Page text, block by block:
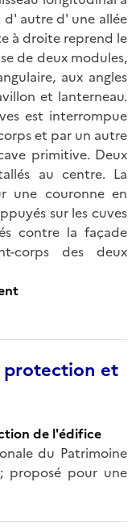
autre d' une allée
à droite reprend le
de deux modules,
aux angles
et lanterneau.
est interrompue
et par un autre
primitive. Deux
au centre. La
une couronne en
sur les cuves
contre la façade
corps des deux
et
de l'édifice
du Patrimoine
proposé pour une